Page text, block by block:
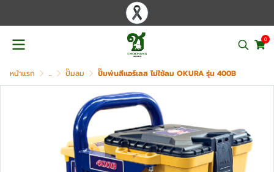
0
หน้าแรก ... ปั๊มลม ปั๊มพ่นสีแอร์เลส ไม่ใช้ลม OKURA รุ่น 400B